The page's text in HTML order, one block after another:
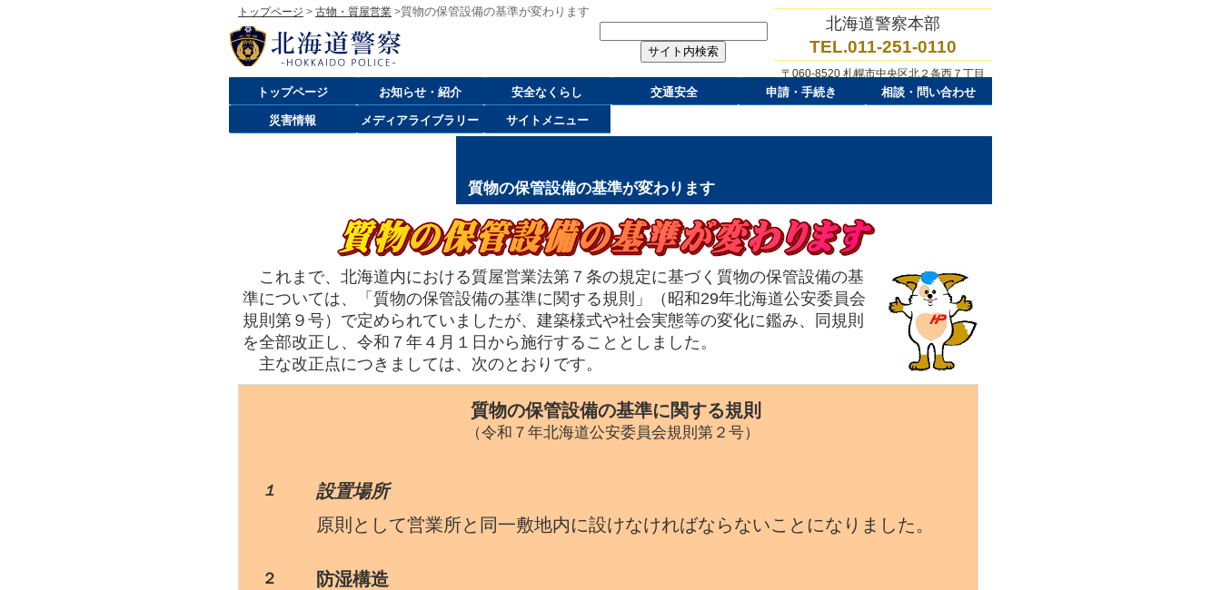
トップページ > 古物・質屋営業 >質物の保管設備の基準が変わります
北海道警察本部
TEL.011-251-0110
〒060-8520 札幌市中央区北２条西７丁目
質物の保管設備の基準が変わります
これまで、北海道内における質屋営業法第７条の規定に基づく質物の保管設備の基
準については、「質物の保管設備の基準に関する規則」（昭和29年北海道公安委員会
規則第９号）で定められていましたが、建築様式や社会実態等の変化に鑑み、同規則
を全部改正し、令和７年４月１日から施行することとしました。
主な改正点につきましては、次のとおりです。
質物の保管設備の基準に関する規則
（令和７年北海道公安委員会規則第２号）
１
設置場所
原則として営業所と同一敷地内に設けなければならないことになりました。
２
防湿構造
トップページ お知らせ・紹介 安全なくらし 交通安全 申請・手続き 相談・問い合わせ
災害情報 メディアライブラリー サイトメニュー